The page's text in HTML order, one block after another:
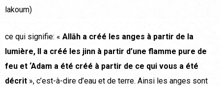
lakoum)
ce qui signifie: « Allāh a créé les anges à partir de la
lumière, Il a créé les jinn à partir d’une flamme pure de
feu et ‘Adam a été créé à partir de ce qui vous a été
décrit », c’est-à-dire d’eau et de terre. Ainsi les anges sont